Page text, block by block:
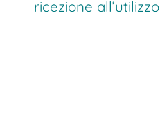
ricezione all’utilizzo